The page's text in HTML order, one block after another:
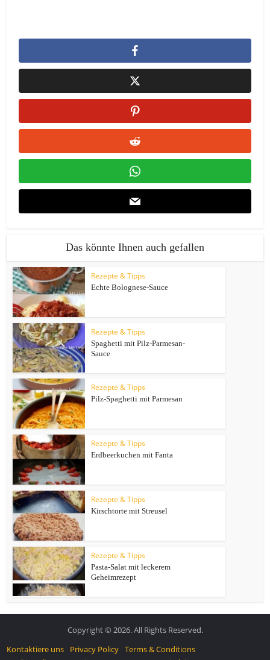
Das könnte Ihnen auch gefallen
Rezepte & Tipps
Echte Bolognese-Sauce
Rezepte & Tipps
Spaghetti mit Pilz-Parmesan-
Sauce
Rezepte & Tipps
Pilz-Spaghetti mit Parmesan
Rezepte & Tipps
Erdbeerkuchen mit Fanta
Rezepte & Tipps
Kirschtorte mit Streusel
Rezepte & Tipps
Pasta-Salat mit leckerem
Geheimrezept
Copyright © 2026. All Rights Reserved.
Kontaktiere uns
Privacy Policy Terms & Conditions